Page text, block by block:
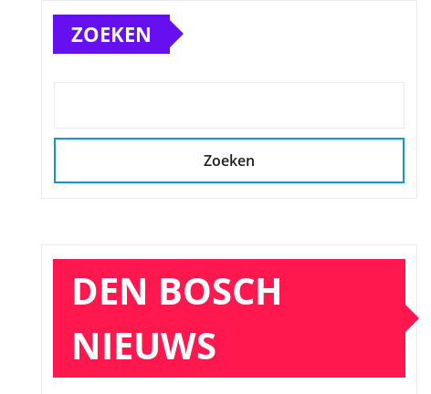
ZOEKEN
Zoeken
DEN BOSCH
NIEUWS